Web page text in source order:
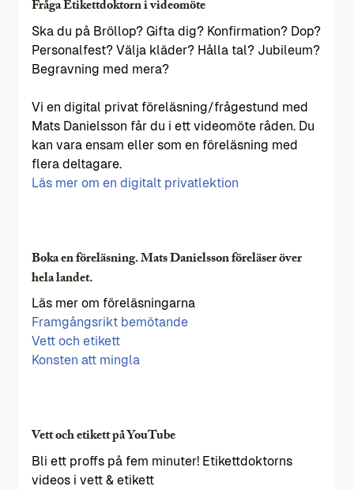
Fråga Etikettdoktorn i videomöte
Ska du på Bröllop? Gifta dig? Konfirmation? Dop?
Personalfest? Välja kläder? Hålla tal? Jubileum?
Begravning med mera?
Vi en digital privat föreläsning/frågestund med
Mats Danielsson får du i ett videomöte råden. Du
kan vara ensam eller som en föreläsning med
flera deltagare.
Läs mer om en digitalt privatlektion
Boka en föreläsning. Mats Danielsson föreläser över
hela landet.
Läs mer om föreläsningarna
Framgångsrikt bemötande
Vett och etikett
Konsten att mingla
Vett och etikett på YouTube
Bli ett proffs på fem minuter! Etikettdoktorns
videos i vett & etikett